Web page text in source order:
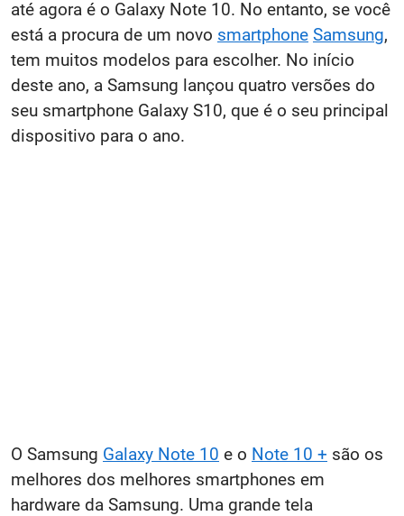
até agora é o Galaxy Note 10. No entanto, se você
está a procura de um novo smartphone Samsung,
tem muitos modelos para escolher. No início
deste ano, a Samsung lançou quatro versões do
seu smartphone Galaxy S10, que é o seu principal
dispositivo para o ano.
O Samsung Galaxy Note 10 e o Note 10 + são os
melhores dos melhores smartphones em
hardware da Samsung. Uma grande tela